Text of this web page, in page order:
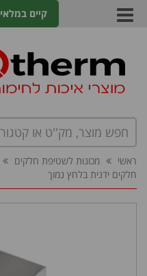
קיים במלאי
ראשי מכונות לשטיפת חלקים
חלקים ידנית בלחץ נמוך